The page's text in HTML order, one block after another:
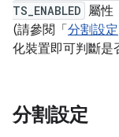
TS_ENABLED 屬性
(請參閱「分割設定
化裝置即可判斷是
分割設定